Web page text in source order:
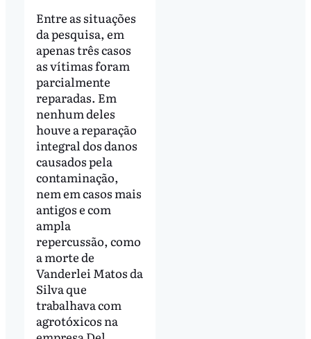
Entre as situações
da pesquisa, em
apenas três casos
as vítimas foram
parcialmente
reparadas. Em
nenhum deles
houve a reparação
integral dos danos
causados pela
contaminação,
nem em casos mais
antigos e com
ampla
repercussão, como
a morte de
Vanderlei Matos da
Silva que
trabalhava com
agrotóxicos na